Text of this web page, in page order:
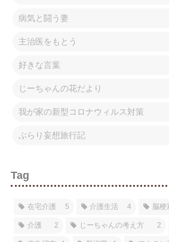
病気と闘う妻
主治医をもとう
好きな言葉
じーちゃんの花だより
我が家の新型コロナウィルス対策
ぶらり妄想旅行記
Tag
在宅介護 5 介護生活 4 脳梗
介護 2 じーちゃんの考え方 2